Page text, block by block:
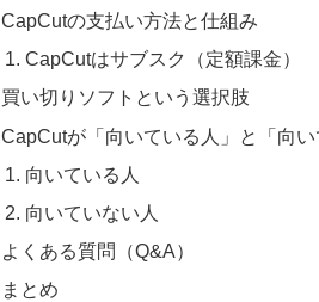
CapCutの支払い方法と仕組み
CapCutはサブスク（定額課金）
買い切りソフトという選択肢
CapCutが「向いている人」と「向い
向いている人
向いていない人
よくある質問（Q&A）
まとめ